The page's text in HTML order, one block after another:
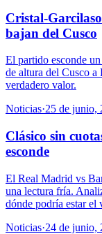
Cristal-
bajan del Cusco
El partido esconde
de altura del Cusco a
verdadero valor.
Noticias·25 de junio,
Clásico sin
esconde
El Real Madrid vs
una lectura fría.
dónde podría estar el
Noticias·24 de junio,